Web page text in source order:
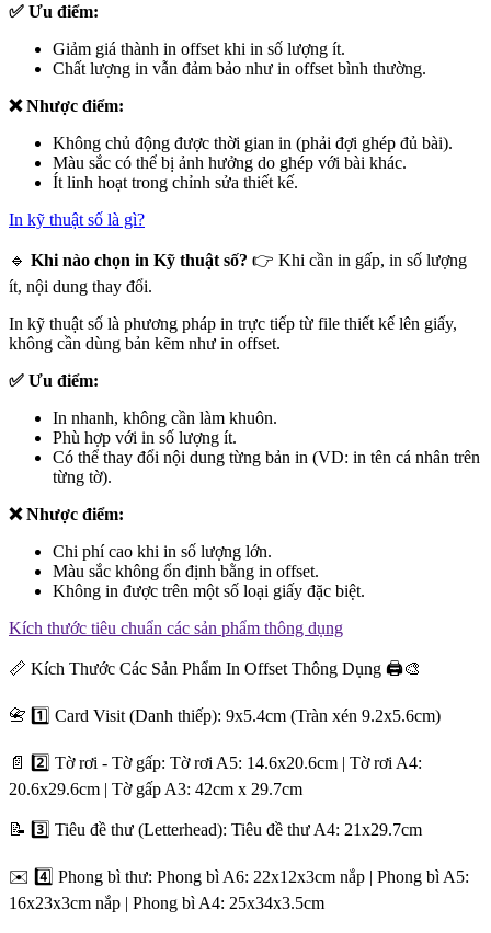
✅ Ưu điểm:
Giảm giá thành in offset khi in số lượng ít.
Chất lượng in vẫn đảm bảo như in offset bình thường.
❌ Nhược điểm:
Không chủ động được thời gian in (phải đợi ghép đủ bài).
Màu sắc có thể bị ảnh hưởng do ghép với bài khác.
Ít linh hoạt trong chỉnh sửa thiết kế.
In kỹ thuật số là gì?
🔹 Khi nào chọn in Kỹ thuật số? 👉 Khi cần in gấp, in số lượng
ít, nội dung thay đổi.
In kỹ thuật số là phương pháp in trực tiếp từ file thiết kế lên giấy,
không cần dùng bản kẽm như in offset.
✅ Ưu điểm:
In nhanh, không cần làm khuôn.
Phù hợp với in số lượng ít.
Có thể thay đổi nội dung từng bản in (VD: in tên cá nhân trên
từng tờ).
❌ Nhược điểm:
Chi phí cao khi in số lượng lớn.
Màu sắc không ổn định bằng in offset.
Không in được trên một số loại giấy đặc biệt.
Kích thước tiêu chuẩn các sản phẩm thông dụng
📏 Kích Thước Các Sản Phẩm In Offset Thông Dụng 🖨️🎨
📇 1️⃣ Card Visit (Danh thiếp): 9x5.4cm (Tràn xén 9.2x5.6cm)
📄 2️⃣ Tờ rơi - Tờ gấp: Tờ rơi A5: 14.6x20.6cm | Tờ rơi A4:
20.6x29.6cm | Tờ gấp A3: 42cm x 29.7cm
📝 3️⃣ Tiêu đề thư (Letterhead): Tiêu đề thư A4: 21x29.7cm
✉️ 4️⃣ Phong bì thư: Phong bì A6: 22x12x3cm nắp | Phong bì A5:
16x23x3cm nắp | Phong bì A4: 25x34x3.5cm